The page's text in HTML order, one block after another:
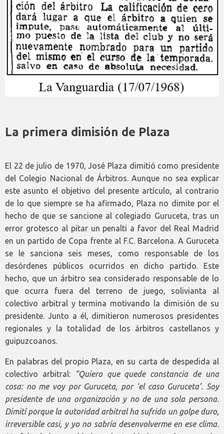
La primera dimisión de Plaza
El 22 de julio de 1970, José Plaza dimitió como presidente
del Colegio Nacional de Árbitros. Aunque no sea explicar
este asunto el objetivo del presente artículo, al contrario
de lo que siempre se ha afirmado, Plaza no dimite por el
hecho de que se sancione al colegiado Guruceta, tras un
error grotesco al pitar un penalti a favor del Real Madrid
en un partido de Copa frente al F.C. Barcelona. A Guruceta
se le sanciona seis meses, como responsable de los
desórdenes públicos ocurridos en dicho partido. Este
hecho, que un árbitro sea considerado responsable de lo
que ocurra fuera del terreno de juego, solivianta al
colectivo arbitral y termina motivando la dimisión de su
presidente. Junto a él, dimitieron numerosos presidentes
regionales y la totalidad de los árbitros castellanos y
guipuzcoanos.
En palabras del propio Plaza, en su carta de despedida al
colectivo arbitral:
“Quiero que quede constancia de una
cosa: no me voy por Guruceta, por ‘el caso Guruceta’. Soy
presidente de una organización y no de una sola persona.
Dimití porque la autoridad arbitral ha sufrido un golpe duro,
irreversible casi, y yo no sabría desenvolverme en ese clima.